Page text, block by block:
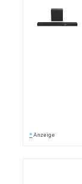
* Anzeige